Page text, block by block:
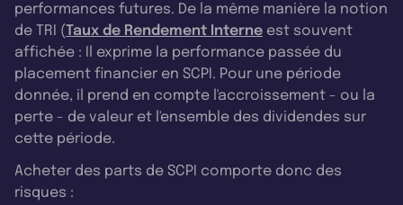
performances futures. De la même manière la notion
de TRI (Taux de Rendement Interne est souvent
affichée : Il exprime la performance passée du
placement financier en SCPI. Pour une période
donnée, il prend en compte l'accroissement - ou la
perte - de valeur et l'ensemble des dividendes sur
cette période.
Acheter des parts de SCPI comporte donc des
risques :